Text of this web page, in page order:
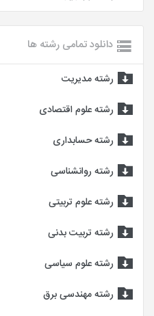
دانلود تمامی رشته ها
رشته مدیریت
رشته علوم اقتصادی
رشته حسابداری
رشته روانشناسی
رشته علوم تربیتی
رشته تربیت بدنی
رشته علوم سیاسی
رشته مهندسی برق